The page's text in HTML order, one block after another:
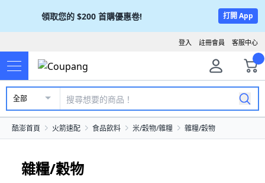
領取您的 $200 首購優惠卷! 打開 App
客服中心
註冊會員
登入
全部
酷澎首頁 火箭速配 食品飲料 米/穀物/雜糧 雜糧/穀物
雜糧/穀物